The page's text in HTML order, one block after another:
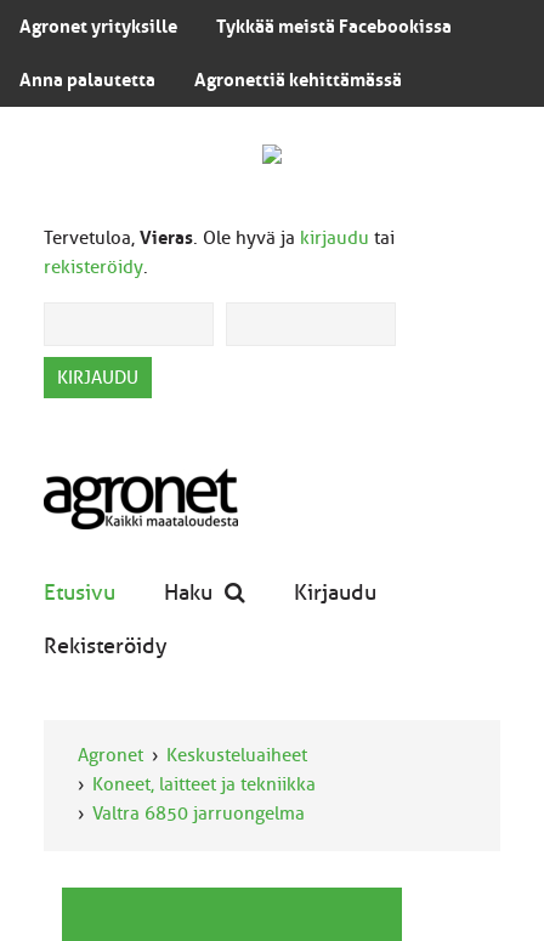
Agronet yrityksille Tykkää meistä Facebookissa
Anna palautetta Agronettiä kehittämässä
Tervetuloa, Vieras. Ole hyvä ja kirjaudu tai
rekisteröidy.
Etusivu Haku Kirjaudu
Rekisteröidy
Agronet
Keskusteluaiheet
Koneet, laitteet ja tekniikka
Valtra 6850 jarruongelma